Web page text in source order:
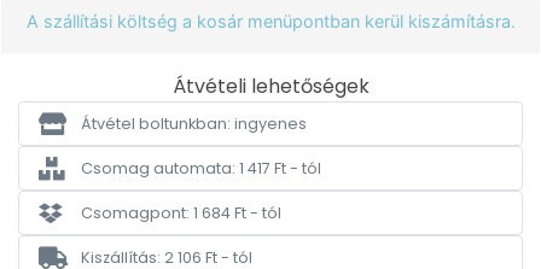
A szállítási költség a kosár menüpontban kerül kiszámításra.
Átvételi lehetőségek
Átvétel boltunkban: ingyenes
Csomag automata: 1 417 Ft - tól
Csomagpont: 1 684 Ft - tól
Kiszállítás: 2 106 Ft - tól